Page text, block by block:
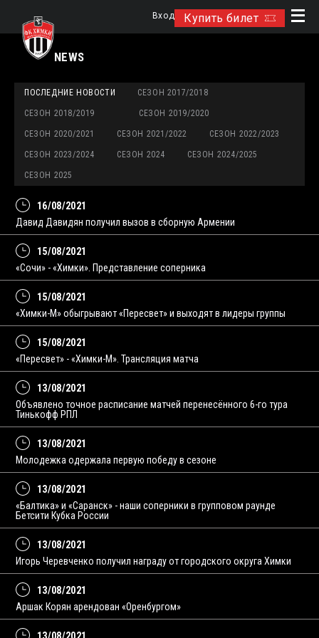
Купить билет
Вход
NEWS
ПОСЛЕДНИЕ НОВОСТИ СЕЗОН 2017/2018
СЕЗОН 2018/2019 СЕЗОН 2019/2020
СЕЗОН 2020/2021 СЕЗОН 2021/2022 СЕЗОН 2022/2023
СЕЗОН 2023/2024 СЕЗОН 2024 СЕЗОН 2024/2025
СЕЗОН 2025
16/08/2021
Давид Давидян получил вызов в сборную Армении
15/08/2021
«Сочи» - «Химки». Представление соперника
15/08/2021
«Химки-М» обыгрывают «Пересвет» и выходят в лидеры группы
15/08/2021
«Пересвет» - «Химки-М». Трансляция матча
13/08/2021
Объявлено точное расписание матчей перенесённого 6-го тура
Тинькофф РПЛ
13/08/2021
Молодежка одержала первую победу в сезоне
13/08/2021
«Балтика» и «Саранск» - наши соперники в групповом раунде
Бетсити Кубка России
13/08/2021
Игорь Черевченко получил награду от городского округа Химки
13/08/2021
Аршак Корян арендован «Оренбургом»